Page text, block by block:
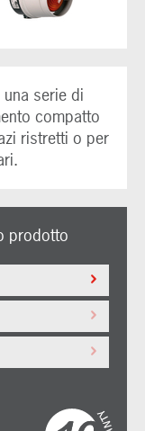
serie di
compatto
ristretti o per
prodotto